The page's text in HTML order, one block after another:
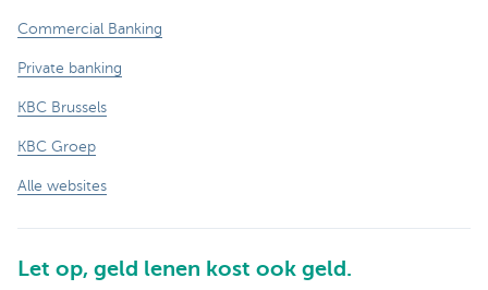
Commercial Banking
Private banking
KBC Brussels
KBC Groep
Alle websites
Let op, geld lenen kost ook geld.